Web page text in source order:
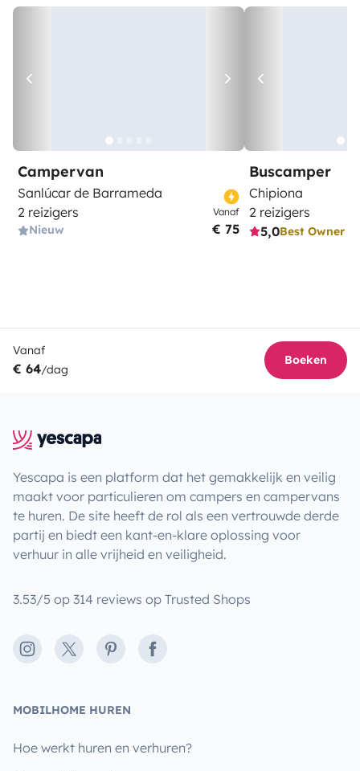
Campervan
Sanlúcar de Barrameda
2 reizigers
Nieuw
Vanaf
€ 75
Buscamper
Chipiona
2 reizigers
5,0Best Owner
Vanaf
€ 64/dag
Boeken
Yescapa is een platform dat het gemakkelijk en veilig
maakt voor particulieren om campers en campervans
te huren. De site heeft de rol als een vertrouwde derde
partij en biedt een kant-en-klare oplossing voor
verhuur in alle vrijheid en veiligheid.
3.53/5 op 314 reviews op Trusted Shops
Instagram
X PinterestFacebook
MOBILHOME HUREN
Hoe werkt huren en verhuren?